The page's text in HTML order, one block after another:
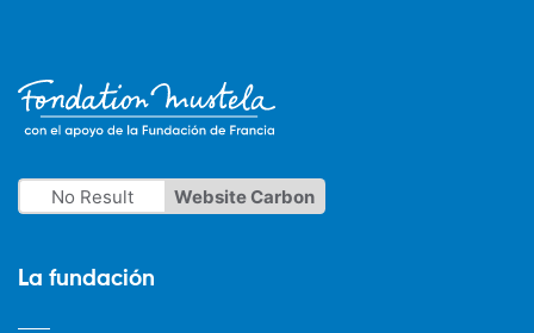
No Result Website Carbon
La fundación